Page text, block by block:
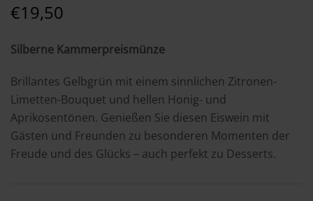
€19,50
Silberne Kammerpreismünze
Brillantes Gelbgrün mit einem sinnlichen Zitronen-
Limetten-Bouquet und hellen Honig- und
Aprikosentönen. Genießen Sie diesen Eiswein mit
Gästen und Freunden zu besonderen Momenten der
Freude und des Glücks – auch perfekt zu Desserts.